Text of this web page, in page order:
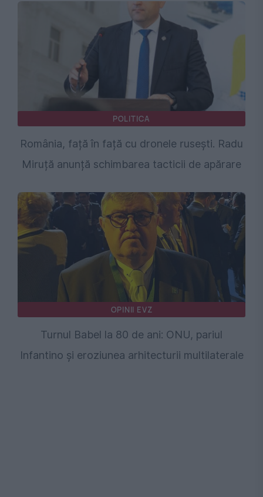
POLITICA
România, față în față cu dronele rusești. Radu
Miruță anunță schimbarea tacticii de apărare
OPINII EVZ
Turnul Babel la 80 de ani: ONU, pariul
Infantino și eroziunea arhitecturii multilaterale